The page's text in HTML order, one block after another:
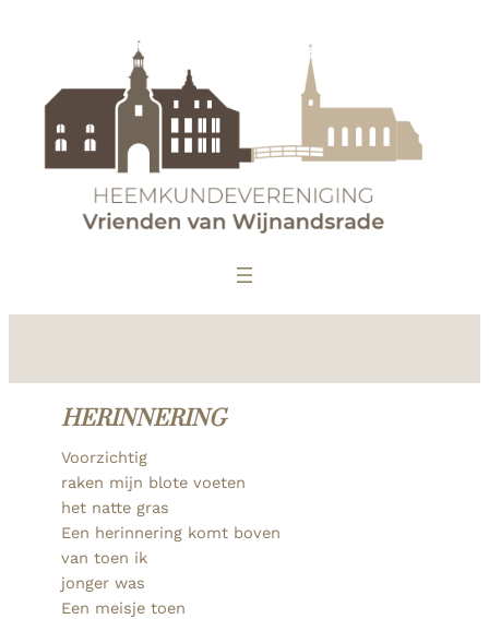
HERINNERING
Voorzichtig
raken mijn blote voeten
het natte gras
Een herinnering komt boven
van toen ik
jonger was
Een meisje toen